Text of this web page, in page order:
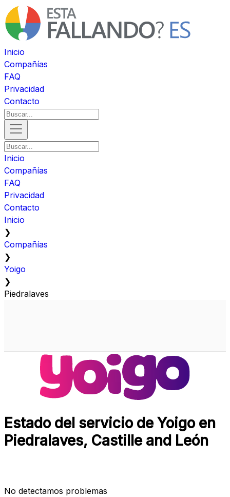
Inicio
Compañías
FAQ
Privacidad
Contacto
Inicio
Compañías
FAQ
Privacidad
Contacto
Inicio
❯
Compañías
❯
Yoigo
❯
Piedralaves
Estado del servicio de Yoigo en
Piedralaves, Castille and León
No detectamos problemas